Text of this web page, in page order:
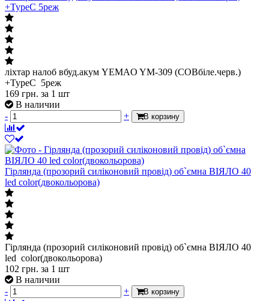
+TypeC 5реж
ліхтар налоб вбуд.акум YEMAO YM-309 (COBбіле.черв.)
+TypeC 5реж
169 грн. за 1 шт
В наличии
-
+ В корзину
Гірлянда (прозорий силіконовий провід) об`ємна ВІЯЛО 40
led color(двокольорова)
Гірлянда (прозорий силіконовий провід) об`ємна ВІЯЛО 40
led color(двокольорова)
102 грн. за 1 шт
В наличии
-
+ В корзину